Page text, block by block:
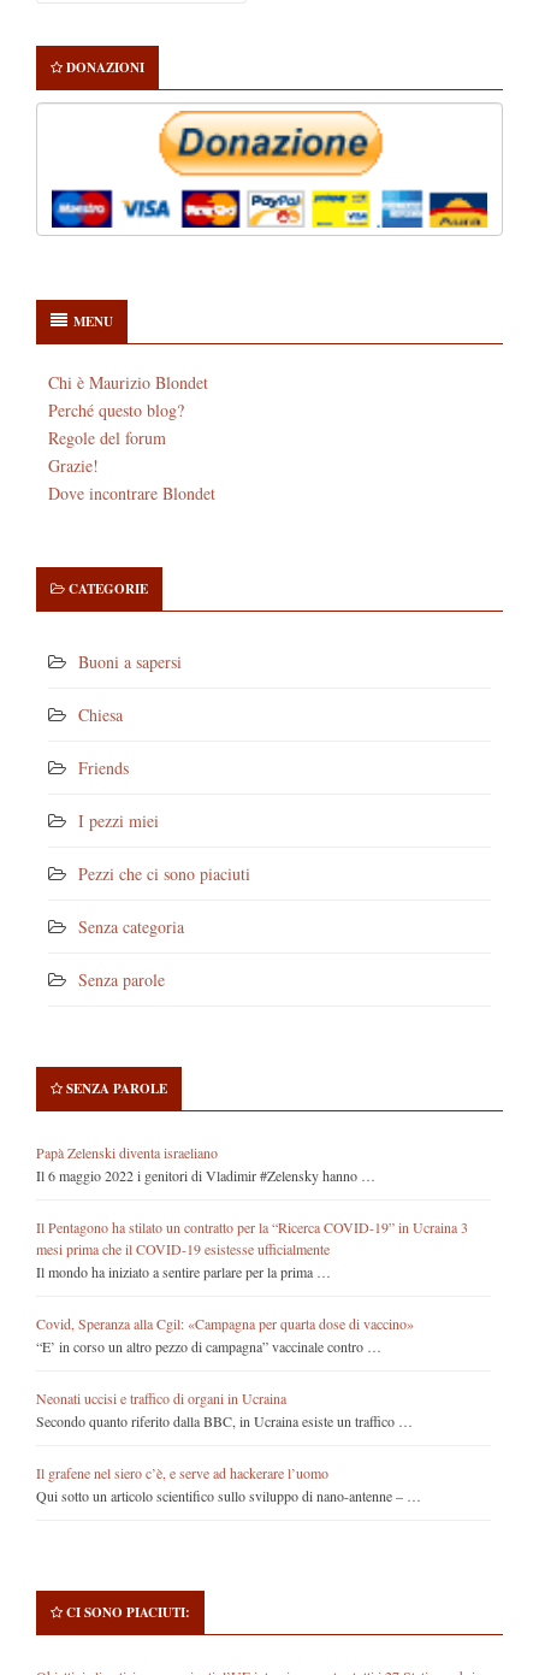
DONAZIONI
MENU
Chi è Maurizio Blondet
Perché questo blog?
Regole del forum
Grazie!
Dove incontrare Blondet
CATEGORIE
Buoni a sapersi
Chiesa
Friends
I pezzi miei
Pezzi che ci sono piaciuti
Senza categoria
Senza parole
SENZA PAROLE
Papà Zelenski diventa israeliano
Il 6 maggio 2022 i genitori di Vladimir #Zelensky hanno …
Il Pentagono ha stilato un contratto per la “Ricerca COVID-19” in Ucraina 3
mesi prima che il COVID-19 esistesse ufficialmente
Il mondo ha iniziato a sentire parlare per la prima …
Covid, Speranza alla Cgil: «Campagna per quarta dose di vaccino»
“E’ in corso un altro pezzo di campagna” vaccinale contro …
Neonati uccisi e traffico di organi in Ucraina
Secondo quanto riferito dalla BBC, in Ucraina esiste un traffico …
Il grafene nel siero c’è, e serve ad hackerare l’uomo
Qui sotto un articolo scientifico sullo sviluppo di nano-antenne – …
CI SONO PIACIUTI: